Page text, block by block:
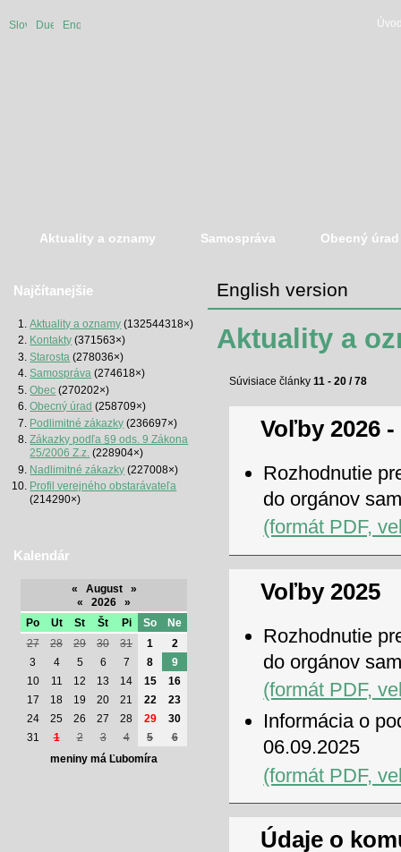
SlovenskáDuetsche
English
Aktuality a oznamy Samospráva Obecný úrad
Najčítanejšie
Aktuality a oznamy (132544318×)
Kontakty (371563×)
Starosta (278036×)
Samospráva (274618×)
Obec (270202×)
Obecný úrad (258709×)
Podlimitné zákazky (236697×)
Zákazky podľa §9 ods. 9 Zákona
25/2006 Z.z. (228904×)
Nadlimitné zákazky (227008×)
Profil verejného obstarávateľa
(214290×)
Kalendár
« August
»
«
2026
»
Po
Ut St Št Pi So
Ne
27
28 29 30 31 1
2
3
4 5 6 7 8
9
10
11 12 13 14 15
16
17
18 19 20 21 22
23
24
25 26 27 28 29
30
31
1 2 3 4 5
6
meniny má Ľubomíra
English version
Aktuality a
Súvisiace články 11 - 20 / 78
Voľby 2026
Rozhodnutie
do orgánov
(formát PDF,
Voľby 2025
Rozhodnutie
do orgánov
(formát PDF,
Informácia o
06.09.2025
(formát PDF,
Údaje o